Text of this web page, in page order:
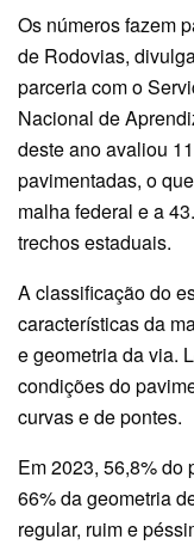
Os números fazem
de Rodovias,
parceria com o
Nacional de
deste ano avaliou
pavimentadas, o
malha federal e a
trechos estaduais.
A classificação do
características da
e geometria da via.
condições do
curvas e de pontes.
Em 2023, 56,8% do
66% da geometria
regular, ruim e